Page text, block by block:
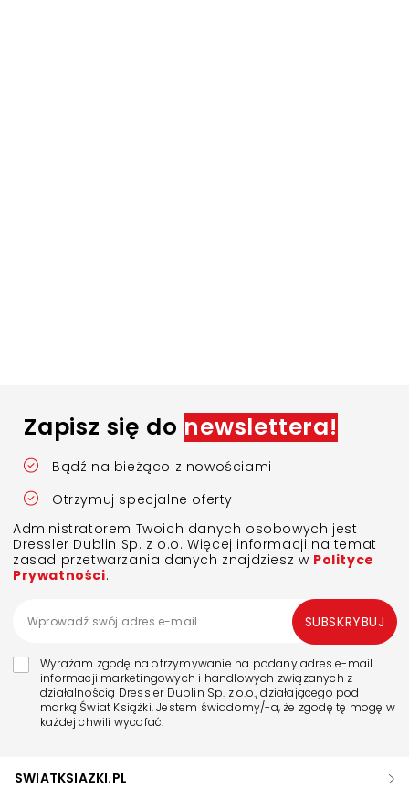
Zapisz się do newslettera!
Bądź na bieżąco z nowościami
Otrzymuj specjalne oferty
Administratorem Twoich danych osobowych jest
Dressler Dublin Sp. z o.o. Więcej informacji na temat
zasad przetwarzania danych znajdziesz w Polityce
Prywatności.
Wyrażam zgodę na otrzymywanie na podany adres e-mail
informacji marketingowych i handlowych związanych z
działalnością Dressler Dublin Sp. z o.o., działającego pod
marką Świat Książki. Jestem świadomy/-a, że zgodę tę mogę w
każdej chwili wycofać.
SUBSKRYBUJ
SWIATKSIAZKI.PL